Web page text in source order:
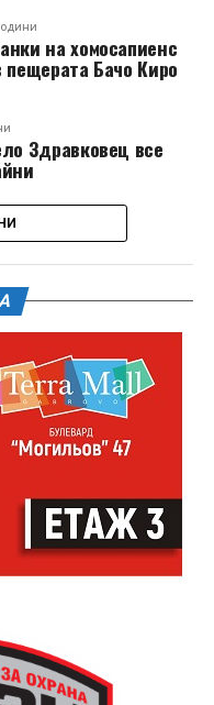
на хомосапиенс
Бачо Киро
Здравковец все